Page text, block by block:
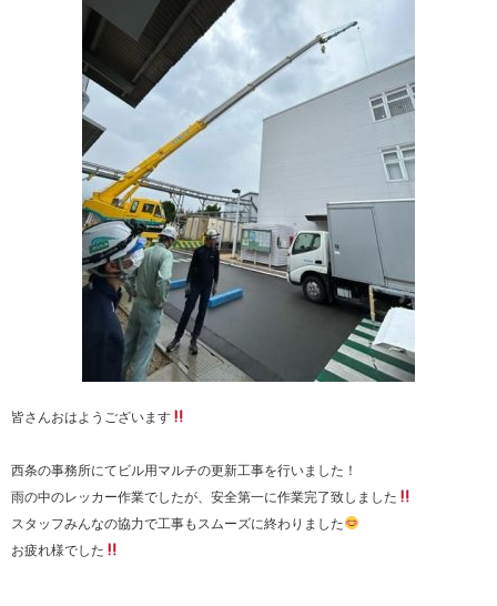
皆さんおはようございます
西条の事務所にてビル用マルチの更新工事を行いました！
雨の中のレッカー作業でしたが、安全第一に作業完了致しました
スタッフみんなの協力で工事もスムーズに終わりました
お疲れ様でした